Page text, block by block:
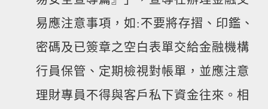
易應注意事項，如:不要將存摺、印鑑、
密碼及已簽章之空白表單交給金融機構
行員保管、定期檢視對帳單，並應注意
理財專員不得與客戶私下資金往來。相